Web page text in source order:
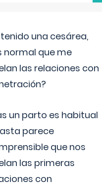
tenido una cesárea,
normal que me
las relaciones con
un parto es habitual
parece
que nos
las primeras
con